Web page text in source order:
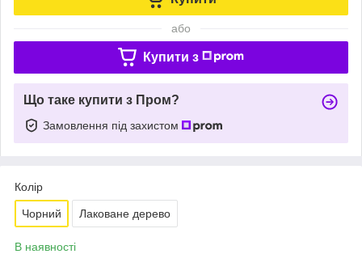
або
Купити з
Що таке купити з Пром?
Замовлення під захистом
Колір
Чорний Лаковане дерево
В наявності